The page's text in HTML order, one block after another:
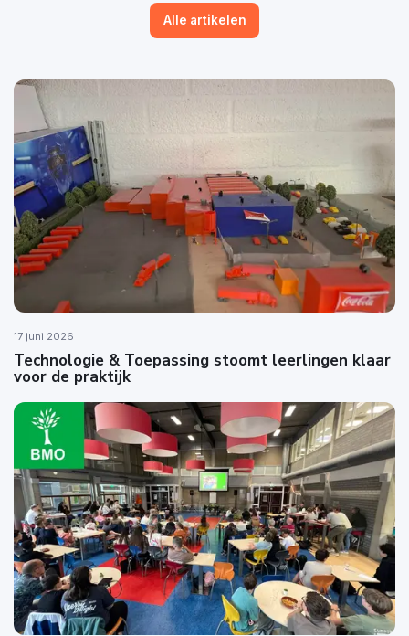
Alle artikelen
17 juni 2026
Technologie & Toepassing stoomt leerlingen klaar
voor de praktijk